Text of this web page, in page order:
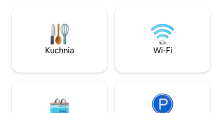
(hórreo).Idealny na dobrą pogodę
i wyposażony w ogrzewanie na
chłodniejsze dni.
ESFCTU00003601300042273900000000000000VUT-
kwintesencja
Kuchnia Wi-Fi